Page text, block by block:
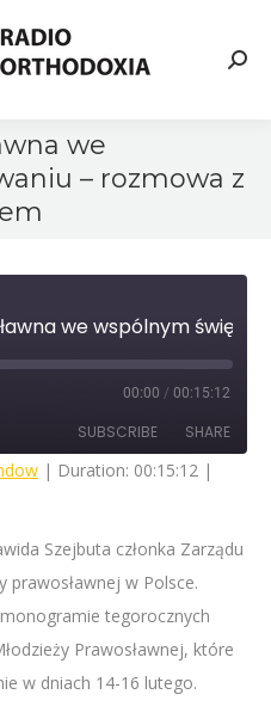
we
– rozmowa z
00:00 / 00:15:12
SUBSCRIBE SHARE
| Duration: 00:15:12 |
Szejbuta członka Zarządu
prawosławnej w Polsce.
tegorocznych
Prawosławnej, które
w dniach 14-16 lutego.